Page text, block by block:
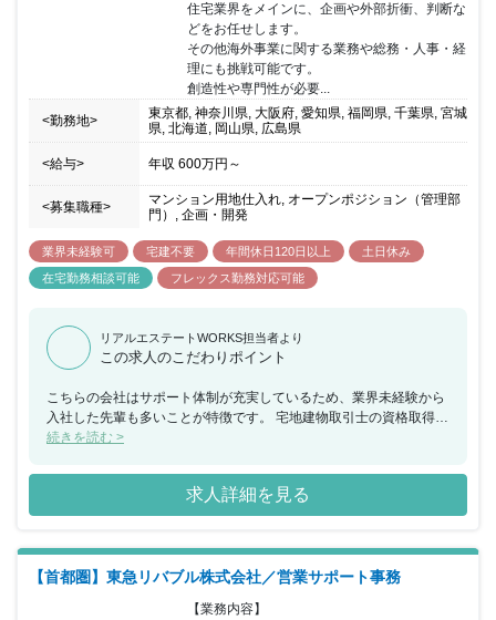
住宅業界をメインに、企画や外部折衝、判断な
どをお任せします。
その他海外事業に関する業務や総務・人事・経
理にも挑戦可能です。
創造性や専門性が必要...
<勤務地>
東京都, 神奈川県, 大阪府, 愛知県, 福岡県, 千葉県, 宮城
県, 北海道, 岡山県, 広島県
<給与> 年収 600万円 ～
<募集職種>
マンション用地仕入れ, オープンポジション（管理部
門）, 企画・開発
業界未経験可 宅建不要 年間休日120日以上
土日休み
在宅勤務相談可能
フレックス勤務対応可能
リアルエステートWORKS担当者より
この求人のこだわりポイント
こちらの会社はサポート体制が充実しているため、業界未経験から
入社した先輩も多いことが特徴です。 宅地建物取引士の資格取得支
援やOJTが整っており、イチから学べます。 さらにフレックス制度
き改革も推進中です。 業界知識を身につけつつ、働きやすい環境を
求めている方にピッタリの転職先と言えるでしょう。
続きを読む >
求人詳細を見る
【首都圏】東急リバブル株式会社／営業サポート事務
【業務内容】